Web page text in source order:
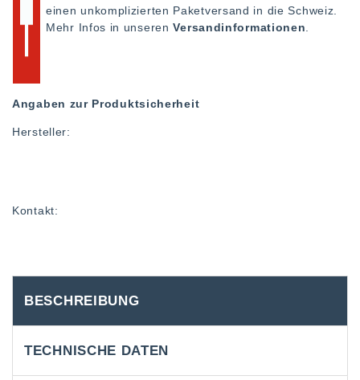
einen unkomplizierten Paketversand in die Schweiz.
Mehr Infos in unserenVersandinformationen
Angaben zur Produktsicherheit
Hersteller:
Kontakt:
BESCHREIBUNG
TECHNISCHE DATEN